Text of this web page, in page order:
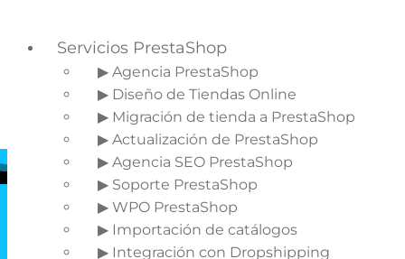
Saltar a la navegación principal
Saltar al contenido principal
Servicios PrestaShop
▶ Agencia PrestaShop
▶ Diseño de Tiendas Online
▶ Migración de tienda a PrestaShop
▶ Actualización de PrestaShop
▶ Agencia SEO PrestaShop
▶ Soporte PrestaShop
▶ WPO PrestaShop
▶ Importación de catálogos
▶ Integración con Dropshipping